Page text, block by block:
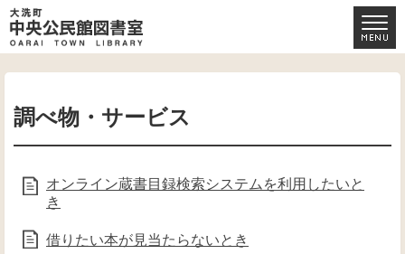
調べ物・サービス
オンライン蔵書目録検索システムを利用したいと
き
借りたい本が見当たらないとき